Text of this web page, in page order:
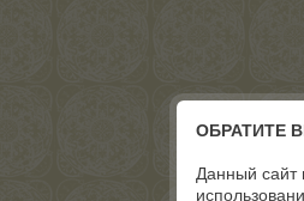
ОБРАТИТЕ
Данный сайт